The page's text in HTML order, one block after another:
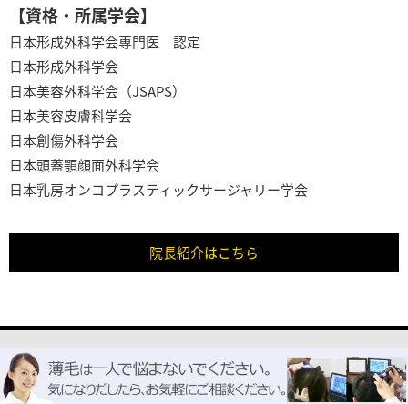
【資格・所属学会】
日本形成外科学会専門医 認定
日本形成外科学会
日本美容外科学会（JSAPS）
日本美容皮膚科学会
日本創傷外科学会
日本頭蓋顎顔面外科学会
日本乳房オンコプラスティックサージャリー学会
院長紹介はこちら